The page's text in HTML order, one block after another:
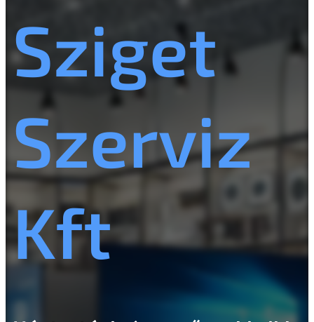
Sziget
Szerviz
Kft